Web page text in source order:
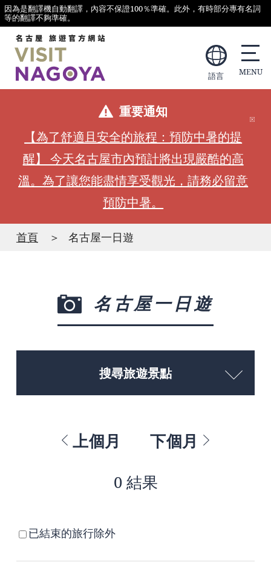
因為是翻譯機自動翻譯，內容不保證100％準確。此外，有時部分專有名詞
等的翻譯不夠準確。
語言
重要通知
【為了舒適且安全的旅程：預防中暑的提
醒】 今天名古屋市內預計將出現嚴酷的高
溫。為了讓您能盡情享受觀光，請務必留意
預防中暑。
首頁 名古屋一日遊
名古屋一日遊
搜尋旅遊景點
上個月
下個月
0 結果
已結束的旅行除外